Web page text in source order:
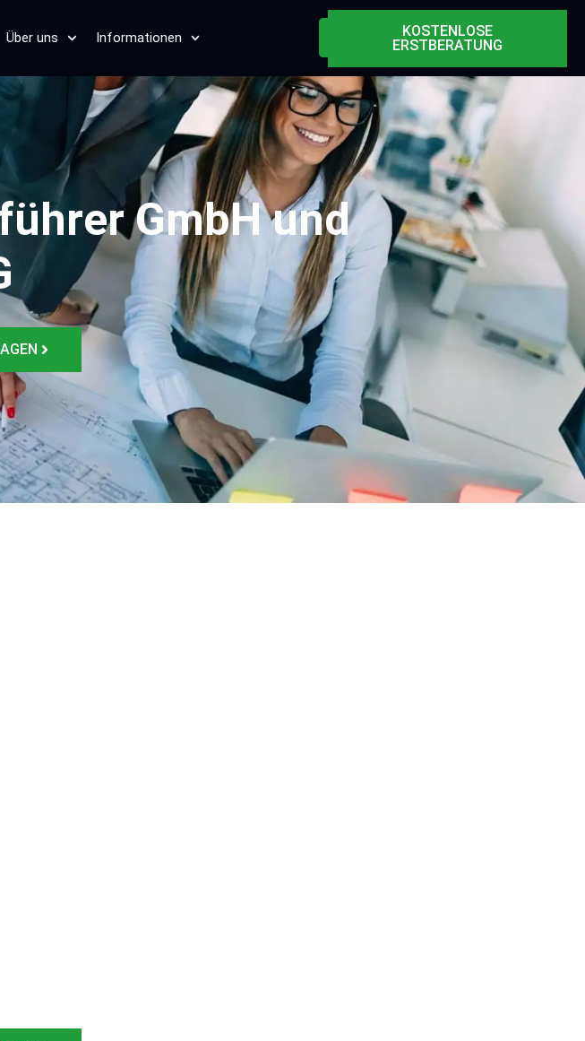
Über uns Informationen
KOSTENLOSE
ERSTBERATUNG
GmbH und